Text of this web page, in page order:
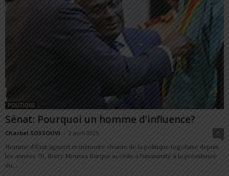
POLITIQUE
Sénat: Pourquoi un homme d’influence?
Charbel SOSSOUVI - 2 avril 2025
0
Homme d’État aguerri et mémoire vivante de la politique togolaise depuis
les années 70, Barry Moussa Barqué accède à l’unanimité à la présidence
du...